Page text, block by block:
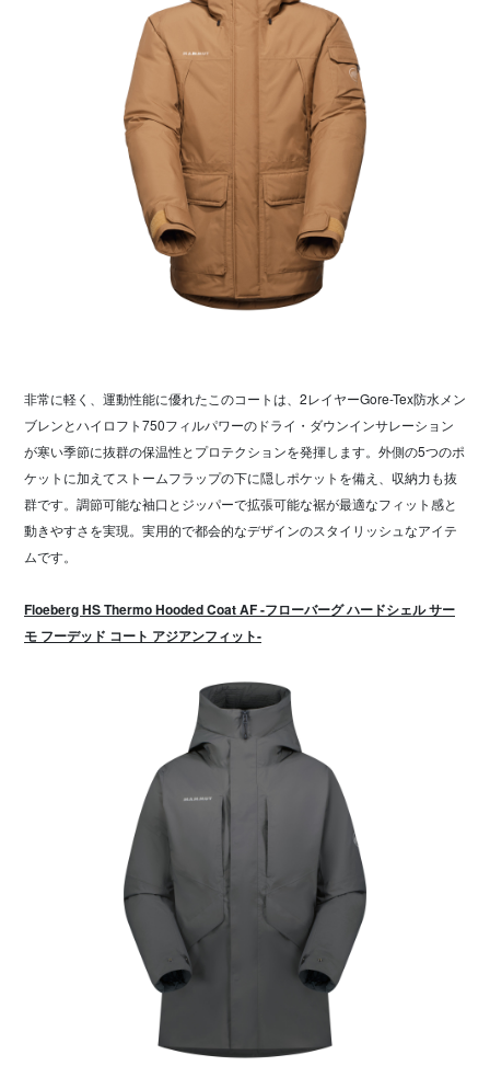
非常に軽く、運動性能に優れたこのコートは、2レイヤーGore-Tex防水メン
ブレンとハイロフト750フィルパワーのドライ・ダウンインサレーション
が寒い季節に抜群の保温性とプロテクションを発揮します。外側の5つのポ
ケットに加えてストームフラップの下に隠しポケットを備え、収納力も抜
群です。調節可能な袖口とジッパーで拡張可能な裾が最適なフィット感と
動きやすさを実現。実用的で都会的なデザインのスタイリッシュなアイテ
ムです。
Floeberg HS Thermo Hooded Coat AF -フローバーグ ハードシェル サー
モ フーデッド コート アジアンフィット-